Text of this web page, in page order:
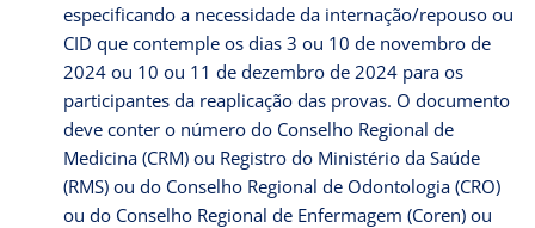
especificando a necessidade da internação/repouso ou
CID que contemple os dias 3 ou 10 de novembro de
2024 ou 10 ou 11 de dezembro de 2024 para os
participantes da reaplicação das provas. O documento
deve conter o número do Conselho Regional de
Medicina (CRM) ou Registro do Ministério da Saúde
(RMS) ou do Conselho Regional de Odontologia (CRO)
ou do Conselho Regional de Enfermagem (Coren) ou